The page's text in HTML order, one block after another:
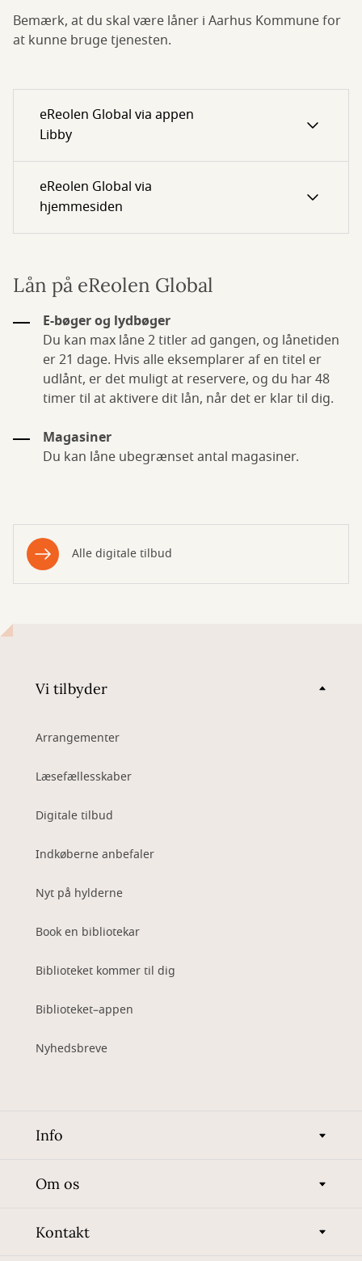
Bemærk, at du skal være låner i Aarhus Kommune for
at kunne bruge tjenesten.
eReolen Global via appen
Libby
eReolen Global via
hjemmesiden
Lån på eReolen Global
E-bøger og lydbøger
Du kan max låne 2 titler ad gangen, og lånetiden
er 21 dage. Hvis alle eksemplarer af en titel er
udlånt, er det muligt at reservere, og du har 48
timer til at aktivere dit lån, når det er klar til dig.
Magasiner
Du kan låne ubegrænset antal magasiner.
Alle digitale tilbud
Vi tilbyder
Arrangementer
Læsefællesskaber
Digitale tilbud
Indkøberne anbefaler
Nyt på hylderne
Book en bibliotekar
Biblioteket kommer til dig
Biblioteket–appen
Nyhedsbreve
Info
Om os
Kontakt